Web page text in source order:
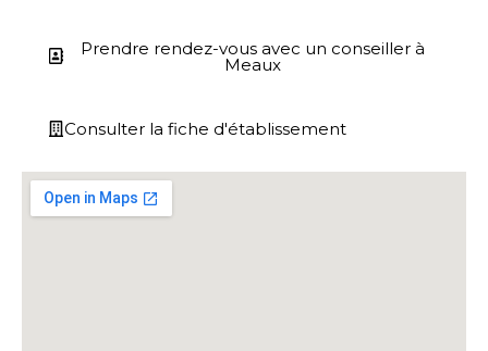
Prendre rendez-vous avec un conseiller à
Meaux
Consulter la fiche d'établissement